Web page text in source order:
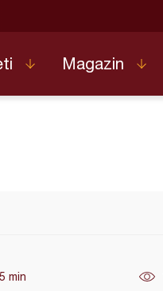
Magazin
min